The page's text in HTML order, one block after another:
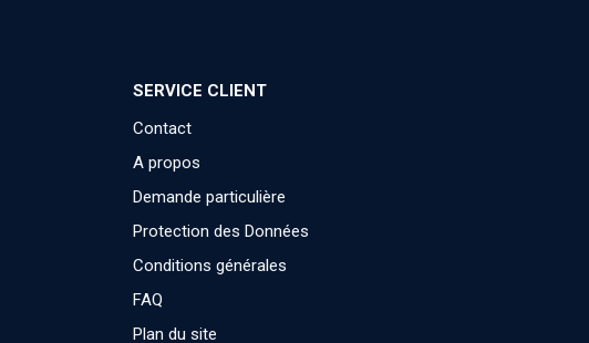
SERVICE CLIENT
Contact
A propos
Demande particulière
Protection des Données
Conditions générales
FAQ
Plan du site